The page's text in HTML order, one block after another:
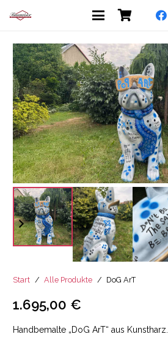
Start / Alle Produkte / DoG ArT
1.695,00 €
Handbemalte „DoG ArT“ aus Kunstharz.